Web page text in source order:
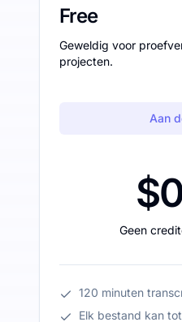
Free
Geweldig voor
projecten.
Aan
Geen
120 minuten
Elk bestand kan